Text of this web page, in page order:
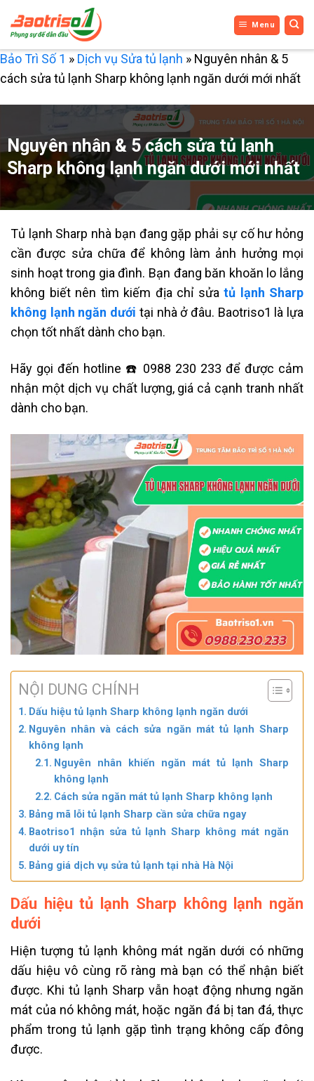
qua
nội
dung
Menu
Bảo Trì Số 1 » Dịch vụ Sửa tủ lạnh » Nguyên nhân & 5
cách sửa tủ lạnh Sharp không lạnh ngăn dưới mới nhất
Nguyên nhân & 5 cách sửa tủ lạnh
Sharp không lạnh ngăn dưới mới nhất
Tủ lạnh Sharp nhà bạn đang gặp phải sự cố hư hỏng
cần được sửa chữa để không làm ảnh hưởng mọi
sinh hoạt trong gia đình. Bạn đang băn khoăn lo lắng
không biết nên tìm kiếm địa chỉ sửa tủ lạnh Sharp
không lạnh ngăn dưới tại nhà ở đâu. Baotriso1 là lựa
chọn tốt nhất dành cho bạn.
Hãy gọi đến hotline ☎️ 0988 230 233 để được cảm
nhận một dịch vụ chất lượng, giá cả cạnh tranh nhất
dành cho bạn.
NỘI DUNG CHÍNH
Dấu hiệu tủ lạnh Sharp không lạnh ngăn dưới
Nguyên nhân và cách sửa ngăn mát tủ lạnh Sharp
không lạnh
Nguyên nhân khiến ngăn mát tủ lạnh Sharp
không lạnh
Cách sửa ngăn mát tủ lạnh Sharp không lạnh
Bảng mã lỗi tủ lạnh Sharp cần sửa chữa ngay
Baotriso1 nhận sửa tủ lạnh Sharp không mát ngăn
dưới uy tín
Bảng giá dịch vụ sửa tủ lạnh tại nhà Hà Nội
Dấu hiệu tủ lạnh Sharp không lạnh ngăn
dưới
Hiện tượng tủ lạnh không mát ngăn dưới có những
dấu hiệu vô cùng rõ ràng mà bạn có thể nhận biết
được. Khi tủ lạnh Sharp vẫn hoạt động nhưng ngăn
mát của nó không mát, hoặc ngăn đá bị tan đá, thực
phẩm trong tủ lạnh gặp tình trạng không cấp đông
được.